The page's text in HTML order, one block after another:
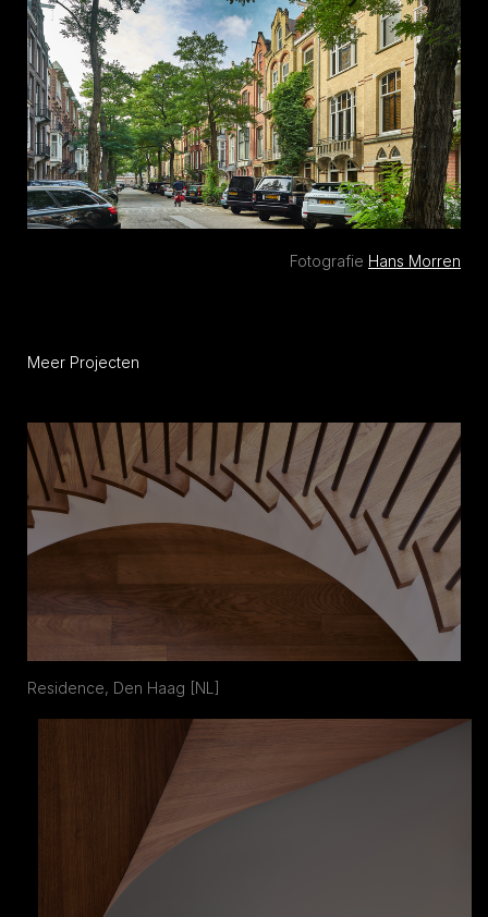
Fotografie Hans Morren
Meer Projecten
Residence, Den Haag [NL]